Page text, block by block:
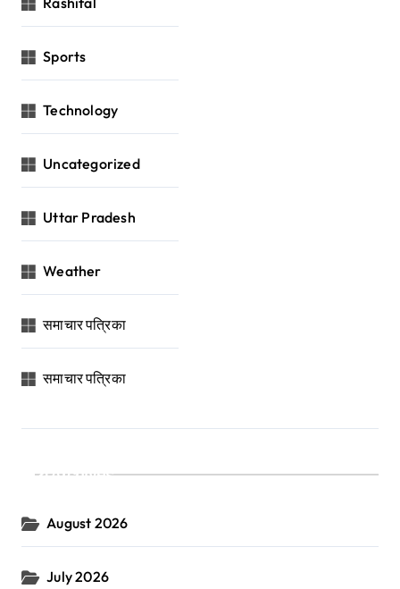
Sports
Technology
Uncategorized
Uttar Pradesh
Weather
समाचार पत्रिका
समाचार पत्रिका
Archives
August 2026
July 2026